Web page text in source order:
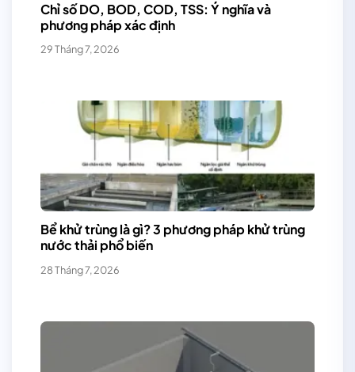
Chỉ số DO, BOD, COD, TSS: Ý nghĩa và
phương pháp xác định
29 Tháng 7, 2026
Bể khử trùng là gì? 3 phương pháp khử trùng
nước thải phổ biến
28 Tháng 7, 2026